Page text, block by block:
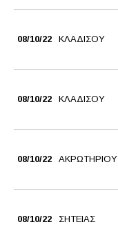
08/10/22 ΚΛΑΔΙΣΟΥ
08/10/22 ΚΛΑΔΙΣΟΥ
08/10/22 ΑΚΡΩΤΗΡΙΟΥ
08/10/22 ΣΗΤΕΙΑΣ